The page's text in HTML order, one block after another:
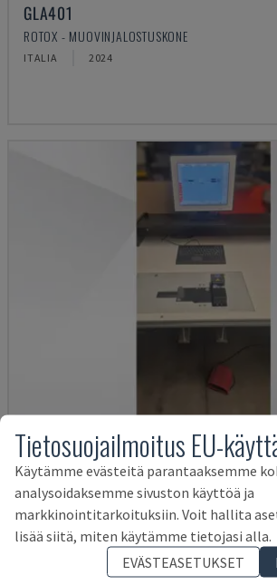
GLA401
ROTOX - MUOVINJALOSTUSKONE
ITALIA 2024
TELSOSPLICE TS3-6 P3.6 TABLE
TELSONIC - MUOVINJALOSTUSKONE
SAKSA 2015
Tietosuojailmoitus EU-
Käytämme evästeitä parantaaksemme
analysoidaksemme sivuston käyttöä ja
markkinointitarkoituksiin. Voit hallita
lisää siitä, miten käytämme tietojasi alla.
EVÄSTEASETUKSET